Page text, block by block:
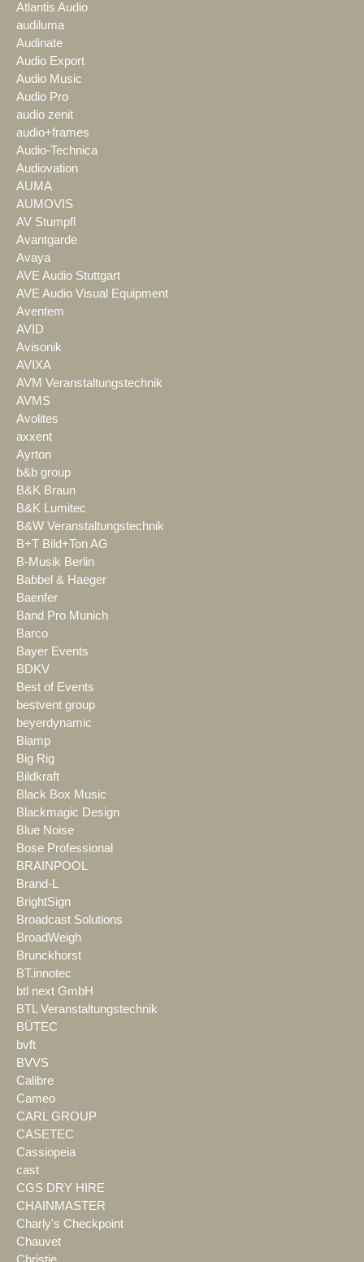
Atlantis Audio
audiluma
Audinate
Audio Export
Audio Music
Audio Pro
audio zenit
audio+frames
Audio-Technica
Audiovation
AUMA
AUMOVIS
AV Stumpfl
Avantgarde
Avaya
AVE Audio Stuttgart
AVE Audio Visual Equipment
Aventem
AVID
Avisonik
AVIXA
AVM Veranstaltungstechnik
AVMS
Avolites
axxent
Ayrton
b&b group
B&K Braun
B&K Lumitec
B&W Veranstaltungstechnik
B+T Bild+Ton AG
B-Musik Berlin
Babbel & Haeger
Baenfer
Band Pro Munich
Barco
Bayer Events
BDKV
Best of Events
bestvent group
beyerdynamic
Biamp
Big Rig
Bildkraft
Black Box Music
Blackmagic Design
Blue Noise
Bose Professional
BRAINPOOL
Brand-L
BrightSign
Broadcast Solutions
BroadWeigh
Brunckhorst
BT.innotec
btl next GmbH
BTL Veranstaltungstechnik
BÜTEC
bvft
BVVS
Calibre
Cameo
CARL GROUP
CASETEC
Cassiopeia
cast
CGS DRY HIRE
CHAINMASTER
Charly's Checkpoint
Chauvet